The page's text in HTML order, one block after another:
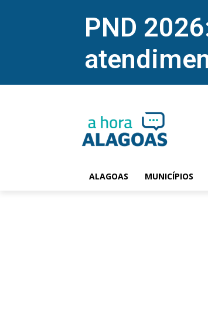
PND
ALAGOAS MUNICÍPIOS